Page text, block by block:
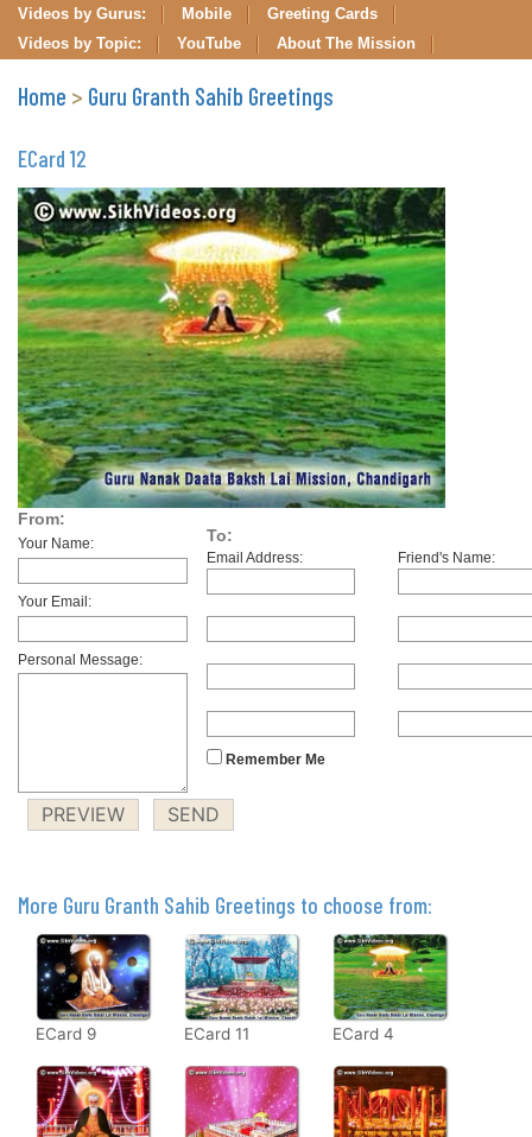
Videos by Gurus: Mobile
Greeting Cards
Videos by Topic:
YouTube About The Mission
Home > Guru Granth Sahib Greetings
ECard 12
From:
Your Name:
Your Email:
Personal Message:
To:
Email Address: Friend's Name:
Remember Me
More Guru Granth Sahib Greetings to choose from:
ECard 9 ECard 11 ECard 4